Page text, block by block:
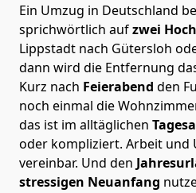
Ein Umzug in Deutschland
sprichwörtlich aufzwei
Lippstadt nach Gütersloh
dann wird die Entfernung
Kurz nach Feierabend den
noch einmal die
das ist im alltäglichen
oder kompliziert. Arbeit und
vereinbar. Und den
stressigen Neuanfang